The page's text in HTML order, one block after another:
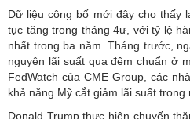
Dữ liệu công bố mới đây cho thấy
tục tăng trong tháng 4ư, với tỷ lệ
nhất trong ba năm. Tháng trước,
nguyên lãi suất qua đêm chuẩn ở
FedWatch của CME Group, các
khả năng Mỹ cắt giảm lãi suất trong
Donald Trump thực hiện chuyến